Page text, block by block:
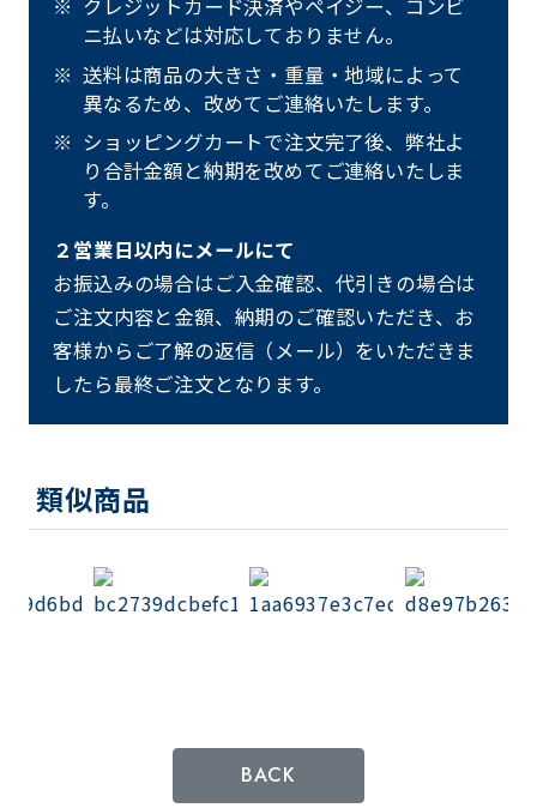
クレジットカード決済やペイジー、コンビ
ニ払いなどは対応しておりません。
送料は商品の大きさ・重量・地域によって
異なるため、改めてご連絡いたします。
ショッピングカートで注文完了後、弊社よ
り合計金額と納期を改めてご連絡いたしま
す。
２営業日以内にメールにて
お振込みの場合はご入金確認、代引きの場合は
ご注文内容と金額、納期のご確認いただき、お
客様からご了解の返信（メール）をいただきま
したら最終ご注文となります。
類似商品
BACK